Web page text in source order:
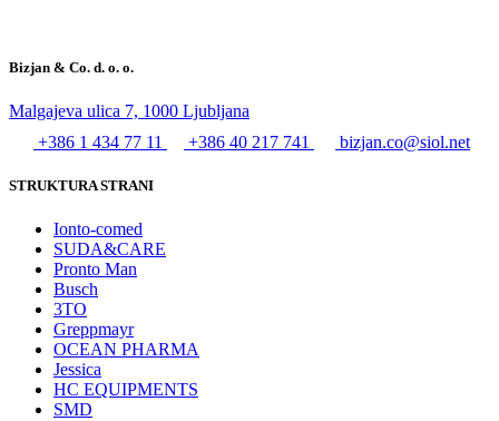
Bizjan & Co. d. o. o.
Malgajeva ulica 7, 1000 Ljubljana
+386 1 434 77 11
+386 40 217 741 bizjan.co@siol.net
STRUKTURA STRANI
Ionto-comed
SUDA&CARE
Pronto Man
Busch
3TO
Greppmayr
OCEAN PHARMA
Jessica
HC EQUIPMENTS
SMD